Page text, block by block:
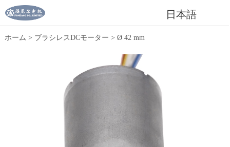
日本語
ホーム > ブラシレスDCモーター > Ø 42 mm